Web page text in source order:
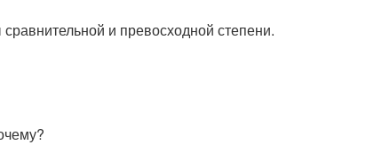
и превосходной степени.